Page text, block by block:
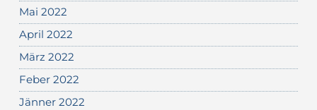
Mai 2022
April 2022
März 2022
Feber 2022
Jänner 2022